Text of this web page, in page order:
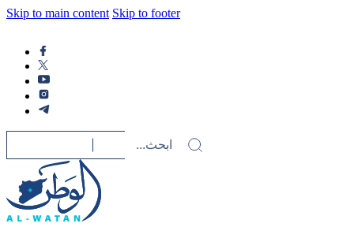
Skip to main content Skip to footer